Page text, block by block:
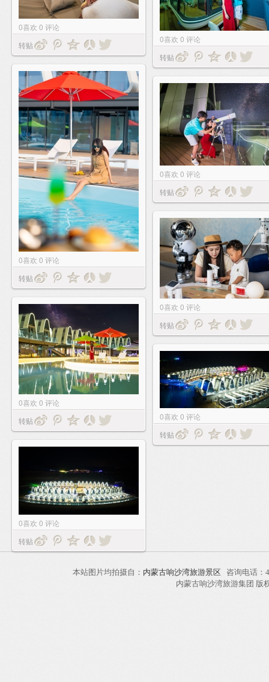
0喜欢 0 评论
转贴
0喜欢 0 评论
转贴
0喜欢 0 评论
转贴
0喜欢 0 评论
转贴
0喜欢 0 评论
转贴
0喜欢 0 评论
转贴
0喜欢 0 评论
转贴
0喜欢 0 评论
转贴
本站图片均拍摄自： 内蒙古响沙湾旅游景区 咨询电话
内蒙古响沙湾旅游集团